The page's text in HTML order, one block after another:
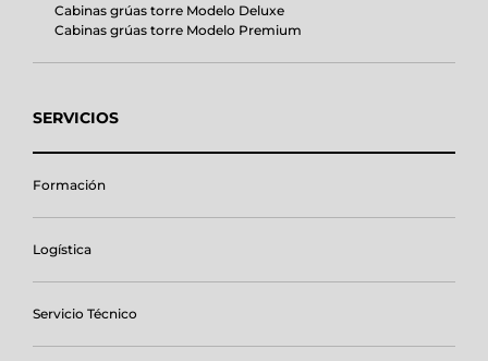
Cabinas grúas torre Modelo Deluxe
Cabinas grúas torre Modelo Premium
SERVICIOS
Formación
Logística
Servicio Técnico